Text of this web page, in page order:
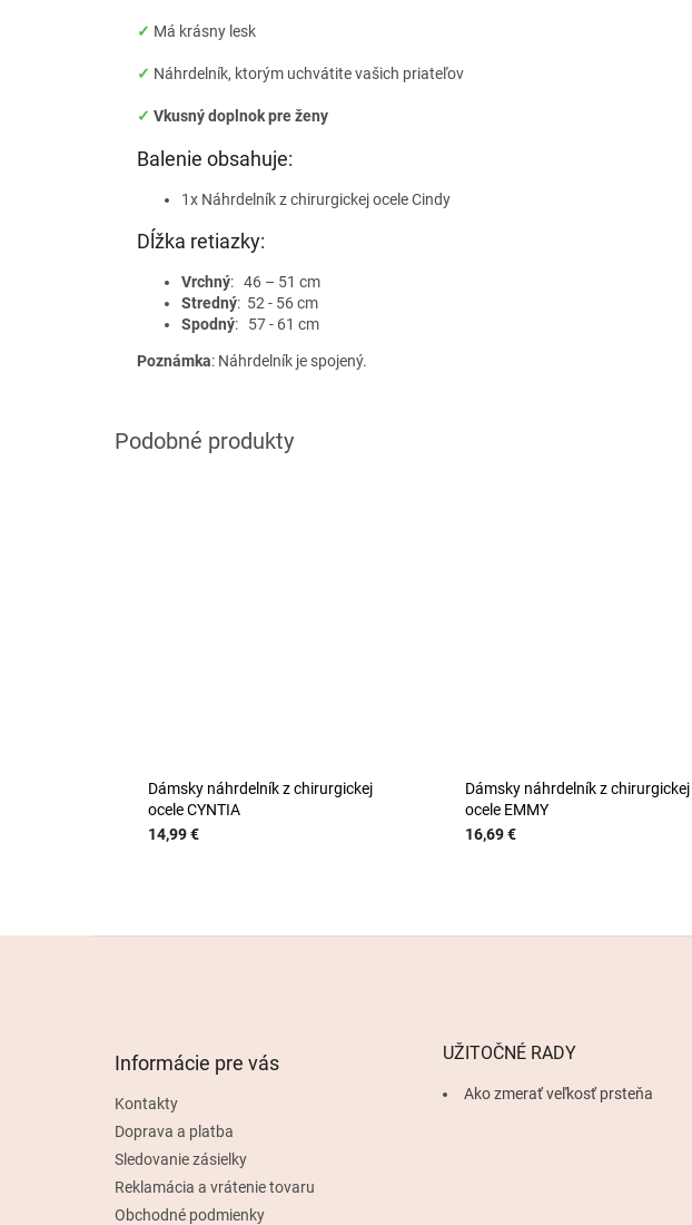
✓ Má krásny lesk
✓ Náhrdelník, ktorým uchvátite vašich priateľov
✓ Vkusný doplnok pre ženy
Balenie obsahuje:
1x Náhrdelník z chirurgickej ocele Cindy
Dĺžka retiazky:
Vrchný: 46 – 51 cm
Stredný: 52 - 56 cm
Spodný: 57 - 61 cm
Poznámka: Náhrdelník je spojený.
Dámsky náhrdelník z chirurgickej
ocele CYNTIA
14,99 €
Dámsky náhrdelník z chirurgickej
ocele EMMY
16,69 €
Informácie pre vás
Kontakty
Doprava a platba
Sledovanie zásielky
Reklamácia a vrátenie tovaru
Obchodné podmienky
UŽITOČNÉ RADY
Ako zmerať veľkosť prsteňa